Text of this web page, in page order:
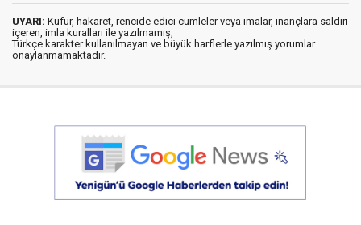
UYARI: Küfür, hakaret, rencide edici cümleler veya imalar, inançlara saldırı
içeren, imla kuralları ile yazılmamış,
Türkçe karakter kullanılmayan ve büyük harflerle yazılmış yorumlar
onaylanmamaktadır.